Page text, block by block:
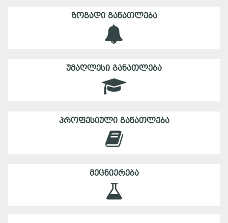
ᲖᲝᲒᲐᲓᲘ ᲒᲐᲜᲐᲗᲚᲔᲑᲐ
ᲣᲛᲐᲦᲚᲔᲡᲘ ᲒᲐᲜᲐᲗᲚᲔᲑᲐ
ᲞᲠᲝᲤᲔᲡᲘᲣᲚᲘ ᲒᲐᲜᲐᲗᲚᲔᲑᲐ
ᲛᲔᲪᲜᲘᲔᲠᲔᲑᲐ